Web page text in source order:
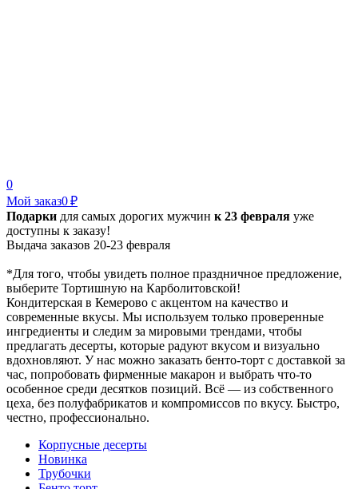
0
Мой заказ0 ₽
Подарки для самых дорогих мужчин к 23 февраля уже
доступны к заказу!
Выдача заказов 20-23 февраля
*Для того, чтобы увидеть полное праздничное предложение,
выберите Тортишную на Карболитовской!
Кондитерская в Кемерово с акцентом на качество и
современные вкусы. Мы используем только проверенные
ингредиенты и следим за мировыми трендами, чтобы
предлагать десерты, которые радуют вкусом и визуально
вдохновляют. У нас можно заказать бенто-торт с доставкой за
час, попробовать фирменные макарон и выбрать что-то
особенное среди десятков позиций. Всё — из собственного
цеха, без полуфабрикатов и компромиссов по вкусу. Быстро,
честно, профессионально.
Корпусные десерты
Новинка
Трубочки